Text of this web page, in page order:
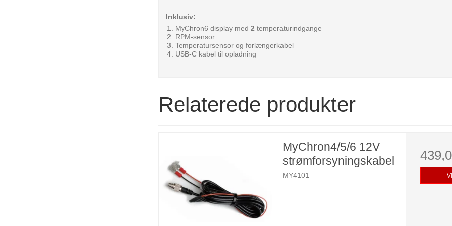
Inklusiv:
MyChron6 display med 2 temperaturindgange
RPM-sensor
Temperatursensor og forlængerkabel
USB-C kabel til opladning
Relaterede produkter
MyChron4/5/6 12V
strømforsyningskabel
MY4101